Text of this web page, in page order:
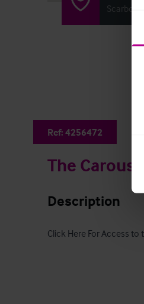
Ref: 4256472
The Carousel
Description
Click Here For Access to